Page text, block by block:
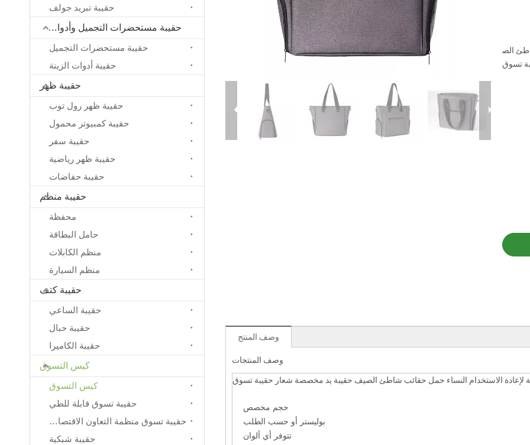
حقيبة تبريد جولف
حقيبة مستحضرات التجميل وأدوات الزينة
حقيبة مستحضرات التجميل
حقيبة أدوات الزينة
حقيبة ظهر
حقيبة ظهر رول توب
حقيبة كمبيوتر محمول
حقيبة سفر
حقيبة ظهر رياضية
حقيبة حفاضات
حقيبة منظم
محفظة
حامل البطاقة
منظم الكابلات
منظم السيارة
حقيبة كتف
حقيبة الساعي
حقيبة حبال
حقيبة الكاميرا
كيس التسوق
كيس التسوق
حقيبة تسوق قابلة للطي
حقيبة تسوق منظمة التعاون الاقتصادي
حقيبة شبكية
الص
تسوق
وصف المنتج
وصف المنتجات
لإعادة الاستخدام النساء حمل حقائب شاطئ الصيف حقيبة يد مخصصة شعار حقيبة تسوق
حجم مخصص
بوليستر أو حسب الطلب
تتوفر أي ألوان